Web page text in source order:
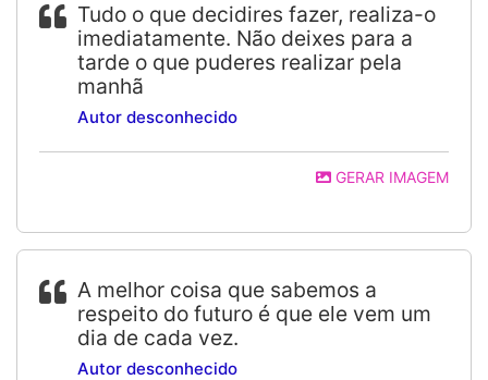
Tudo o que decidires fazer, realiza-o
imediatamente. Não deixes para a
tarde o que puderes realizar pela
manhã
Autor desconhecido
GERAR IMAGEM
A melhor coisa que sabemos a
respeito do futuro é que ele vem um
dia de cada vez.
Autor desconhecido